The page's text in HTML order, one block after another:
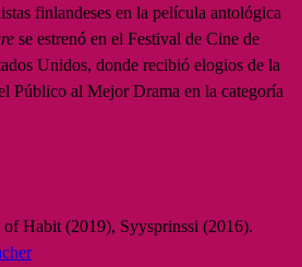
finlandeses en la película antológica
se estrenó en el Festival de Cine de
Unidos, donde recibió elogios de la
Público al Mejor Drama en la categoría
Habit (2019), Syysprinssi (2016).